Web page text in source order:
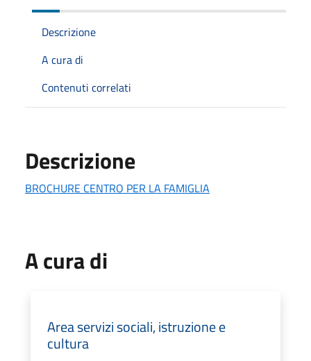
Descrizione
A cura di
Contenuti correlati
Descrizione
BROCHURE CENTRO PER LA FAMIGLIA
A cura di
Area servizi sociali, istruzione e
cultura